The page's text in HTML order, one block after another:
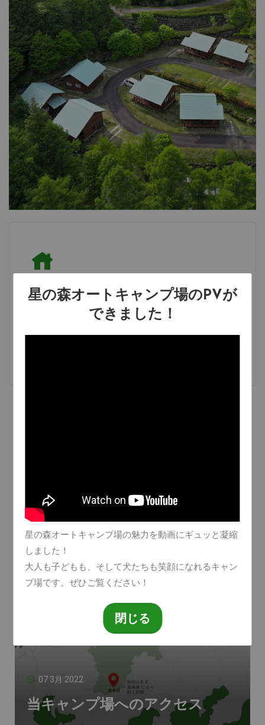
コテージ
コテージでキャンプを楽しめるサイトです。大型も
星の森オートキャンプ場
最新情報
07 3月 2022
当キャンプ場へのアクセス
星の森オートキャンプ場のPVが
できました！
星の森オートキャンプ場の魅力を動画にギュッと凝縮
しました！
大人も子どもも、そして犬たちも笑顔になれるキャン
プ場です。ぜひご覧ください！
閉じる